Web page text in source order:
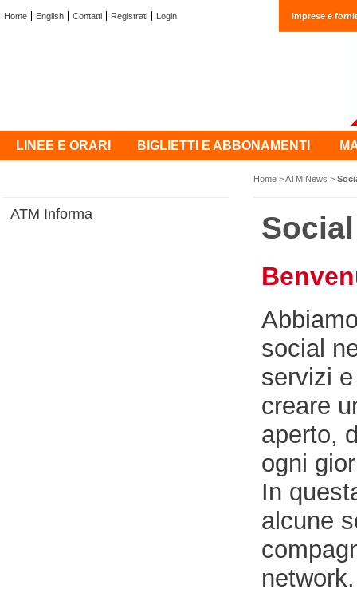
Home English Contatti Registrati Login Imprese e
LINEE E ORARI BIGLIETTI E ABBONAMENTI
Home >ATM News >
ATM Informa
social
servizi
creare
aperto,
ogni
In
alcune
network.